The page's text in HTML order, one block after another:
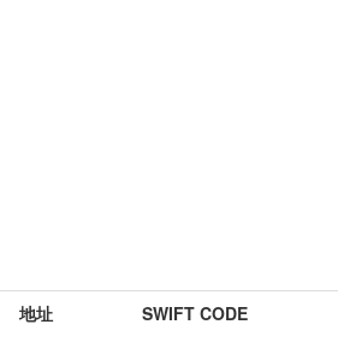
地址 SWIFT CODE